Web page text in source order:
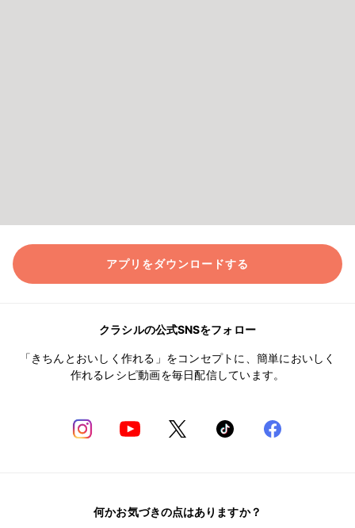
アプリをダウンロードする
クラシルの公式SNSをフォロー
「きちんとおいしく作れる」をコンセプトに、簡単においしく
作れるレシピ動画を毎日配信しています。
何かお気づきの点はありますか？